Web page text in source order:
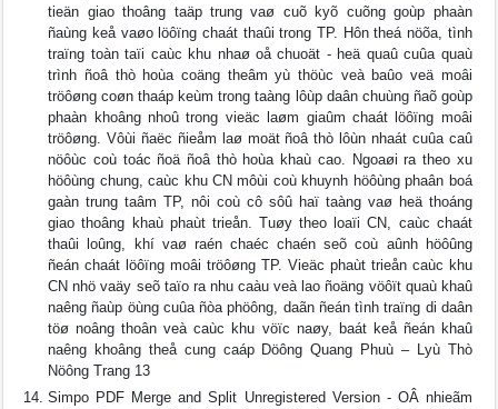
tieän giao thoâng taäp trung vaø cuõ kyõ cuõng goùp phaàn
ñaùng keå vaøo löôïng chaát thaûi trong TP. Hôn theá nöõa, tình
traïng toàn taïi caùc khu nhaø oå chuoät - heä quaû cuûa quaù
trình ñoâ thò hoùa coäng theâm yù thöùc veà baûo veä moâi
tröôøng coøn thaáp keùm trong taàng lôùp daân chuùng ñaõ goùp
phaàn khoâng nhoû trong vieäc laøm giaûm chaát löôïng moâi
tröôøng. Vôùi ñaëc ñieåm laø moät ñoâ thò lôùn nhaát cuûa caû
nöôùc coù toác ñoä ñoâ thò hoùa khaù cao. Ngoaøi ra theo xu
höôùng chung, caùc khu CN môùi coù khuynh höôùng phaân boá
gaàn trung taâm TP, nôi coù cô sôû haï taàng vaø heä thoáng
giao thoâng khaù phaùt trieån. Tuøy theo loaïi CN, caùc chaát
thaûi loûng, khí vaø raén chaéc chaén seõ coù aûnh höôûng
ñeán chaát löôïng moâi tröôøng TP. Vieäc phaùt trieån caùc khu
CN nhö vaäy seõ taïo ra nhu caàu veà lao ñoäng vöôït quaù khaû
naêng ñaùp öùng cuûa ñòa phöông, daãn ñeán tình traïng di daân
töø noâng thoân veà caùc khu vöïc naøy, baát keå ñeán khaû
naêng khoâng theå cung caáp Döông Quang Phuù – Lyù Thò
Nöông Trang 13
Simpo PDF Merge and Split Unregistered Version - OÂ nhieãm